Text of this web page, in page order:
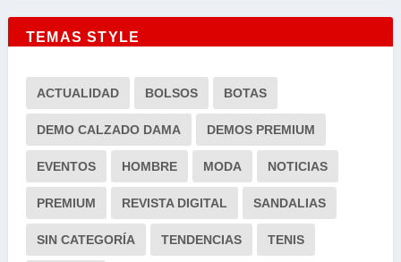
TEMAS STYLE
ACTUALIDAD BOLSOS BOTAS
DEMO CALZADO DAMA DEMOS PREMIUM
EVENTOS HOMBRE MODA NOTICIAS
PREMIUM REVISTA DIGITAL SANDALIAS
SIN CATEGORÍA TENDENCIAS TENIS